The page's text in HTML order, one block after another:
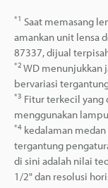
*1 Saat memasang
amankan unit lensa
87337, dijual
*2 WD menunjukkan
bervariasi
*3 Fitur terkecil yang
menggunakan
*4 kedalaman
tergantung
di sini adalah nilai
1/2" dan resolusi